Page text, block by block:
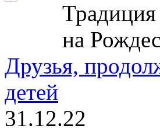
Традиция
на
Друзья,
детей
31.12.22